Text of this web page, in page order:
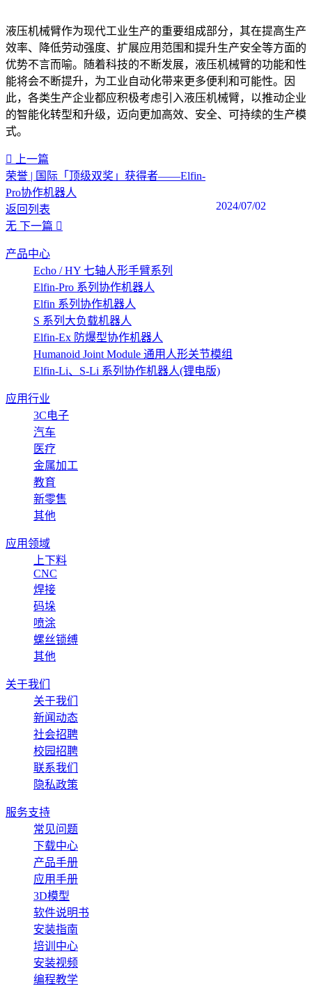
液压机械臂作为现代工业生产的重要组成部分，其在提高生产
效率、降低劳动强度、扩展应用范围和提升生产安全等方面的
优势不言而喻。随着科技的不断发展，液压机械臂的功能和性
能将会不断提升，为工业自动化带来更多便利和可能性。因
此，各类生产企业都应积极考虑引入液压机械臂，以推动企业
的智能化转型和升级，迈向更加高效、安全、可持续的生产模
式。
上一篇
荣誉 | 国际「顶级双奖」获得者——Elfin-
Pro协作机器人
2024/07/02
返回列表
无 下一篇
产品中心
Echo / HY 七轴人形手臂系列
Elfin-Pro 系列协作机器人
Elfin 系列协作机器人
S 系列大负载机器人
Elfin-Ex 防爆型协作机器人
Humanoid Joint Module 通用人形关节模组
Elfin-Li、S-Li 系列协作机器人(锂电版)
应用行业
3C电子
汽车
医疗
金属加工
教育
新零售
其他
应用领域
上下料
CNC
焊接
码垛
喷涂
螺丝锁缚
其他
关于我们
关于我们
新闻动态
社会招聘
校园招聘
联系我们
隐私政策
服务支持
常见问题
下载中心
产品手册
应用手册
3D模型
软件说明书
安装指南
培训中心
安装视频
编程教学